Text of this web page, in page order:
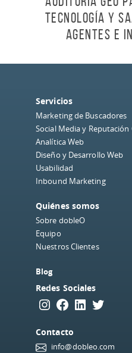
tecnología y
agentes e
Servicios
Marketing de Buscadores
Social Media y Reputación
Analítica Web
Diseño y Desarrollo Web
Usabilidad
Inbound Marketing
Quiénes somos
Sobre dobleO
Equipo
Nuestros Clientes
Blog
Redes Sociales
Instagram Facebook LinkedIn Twitter
Contacto
info@dobleo.com